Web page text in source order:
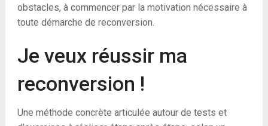
obstacles, à commencer par la motivation nécessaire à
toute démarche de reconversion.
Je veux réussir ma
reconversion !
Une méthode concrète articulée autour de tests et